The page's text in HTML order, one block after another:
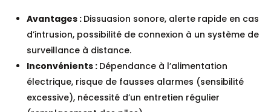
Avantages : Dissuasion sonore, alerte rapide en cas
d’intrusion, possibilité de connexion à un système de
surveillance à distance.
Inconvénients : Dépendance à l’alimentation
électrique, risque de fausses alarmes (sensibilité
excessive), nécessité d’un entretien régulier